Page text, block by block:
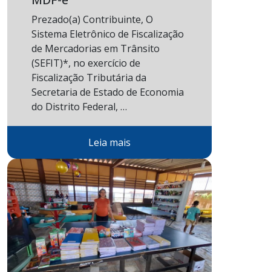
Prezado(a) Contribuinte, O
Sistema Eletrônico de Fiscalização
de Mercadorias em Trânsito
(SEFIT)*, no exercício de
Fiscalização Tributária da
Secretaria de Estado de Economia
do Distrito Federal, …
Leia mais